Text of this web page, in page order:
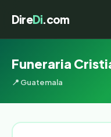
DireDi.com
Funeraria
📍 Guatemala